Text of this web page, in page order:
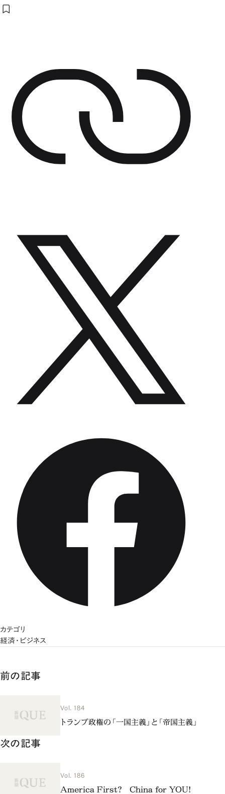
カテゴリ
経済・ビジネス
前の記事
Vol. 184
トランプ政権の「一国主義」と「帝国主義」
次の記事
Vol. 186
America First? China for YOU!